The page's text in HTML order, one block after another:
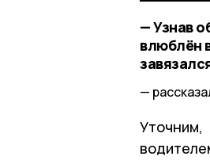
— Узнав
влюблён
Уточним,